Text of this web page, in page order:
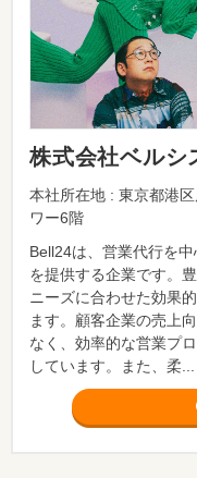
株式会社ベルシ
本社所在地 : 東京都港
ワー6階
Bell24は、営業代行を
を提供する企業です。
ニーズに合わせた効果
ます。顧客企業の売上
なく、効率的な営業プ
しています。また、柔...